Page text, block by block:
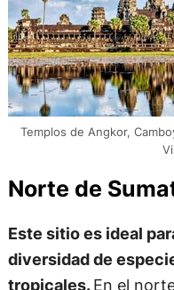
Templos de Angkor,
Norte de
Este sitio es ideal
diversidad de
tropicales.En el